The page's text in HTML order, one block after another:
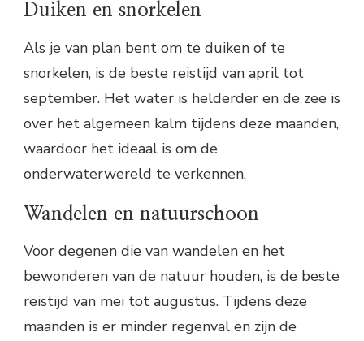
Duiken en snorkelen
Als je van plan bent om te duiken of te
snorkelen, is de beste reistijd van april tot
september. Het water is helderder en de zee is
over het algemeen kalm tijdens deze maanden,
waardoor het ideaal is om de
onderwaterwereld te verkennen.
Wandelen en natuurschoon
Voor degenen die van wandelen en het
bewonderen van de natuur houden, is de beste
reistijd van mei tot augustus. Tijdens deze
maanden is er minder regenval en zijn de